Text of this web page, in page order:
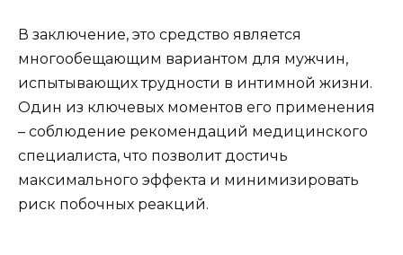
В заключение, это средство является
многообещающим вариантом для мужчин,
испытывающих трудности в интимной жизни.
Один из ключевых моментов его применения
– соблюдение рекомендаций медицинского
специалиста, что позволит достичь
максимального эффекта и минимизировать
риск побочных реакций.